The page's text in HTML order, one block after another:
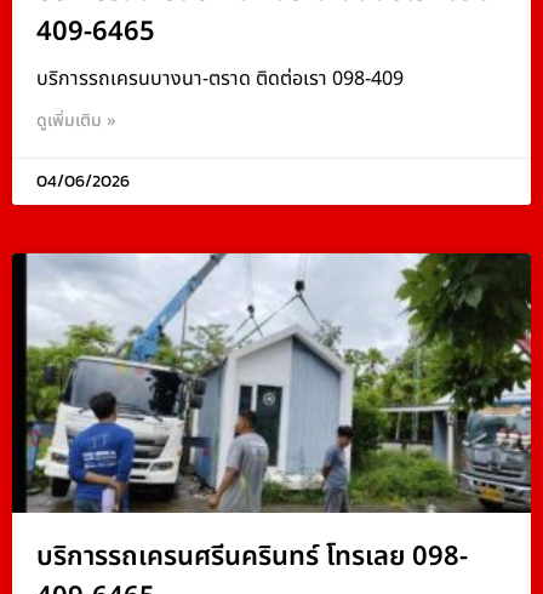
409-6465
บริการรถเครนบางนา-ตราด ติดต่อเรา 098-409
ดูเพิ่มเติม »
04/06/2026
บริการรถเครนศรีนครินทร์ โทรเลย 098-